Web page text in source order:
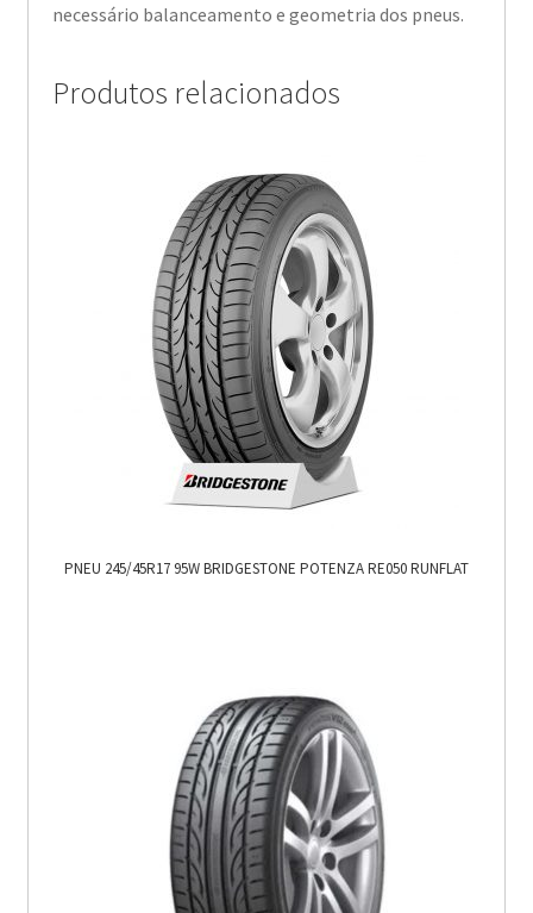
necessário balanceamento e geometria dos pneus.
Produtos relacionados
PNEU 245/45R17 95W BRIDGESTONE POTENZA RE050 RUNFLAT